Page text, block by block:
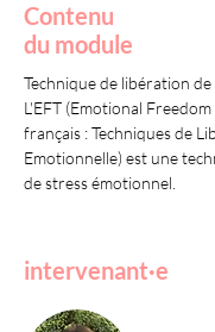
Contenu
du module
Technique de libération
L'EFT (Emotional
français : Techniques de
Emotionnelle) est une
de stress émotionnel.
intervenant·e